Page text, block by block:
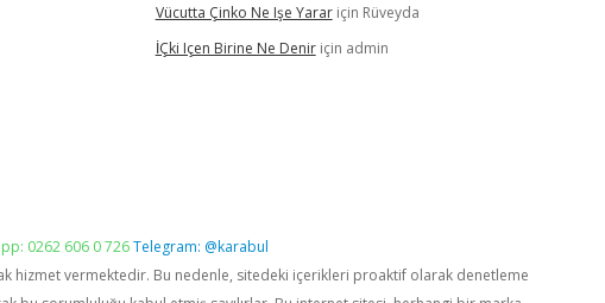
Vücutta Çinko Ne Işe Yarariçin Rüveyda
İÇki Içen Birine Ne Deniriçin admin
0262 606 0 726Telegram: @karabul
hizmet vermektedir. Bu nedenle, sitedeki içerikleri proaktif olarak denetleme